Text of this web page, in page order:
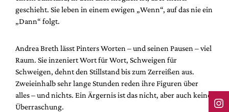
geschieht. Sie leben in einem ewigen „Wenn“, auf das nie ein
„Dann“ folgt.
Andrea Breth lässt Pinters Worten – und seinen Pausen – viel
Raum. Sie inzeniert Wort für Wort, Schweigen für
Schweigen, dehnt den Stillstand bis zum Zerreißen aus.
Zweieinhalb sehr lange Stunden reden ihre Figuren über
alles – und nichts. Ein Ärgernis ist das nicht, aber auch keine
Überraschung.